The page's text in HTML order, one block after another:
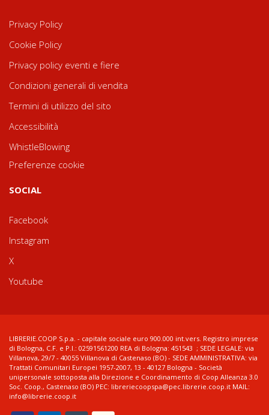
Privacy Policy
Cookie Policy
Privacy policy eventi e fiere
Condizioni generali di vendita
Termini di utilizzo del sito
Accessibilità
WhistleBlowing
Preferenze cookie
SOCIAL
Facebook
Instagram
X
Youtube
LIBRERIE.COOP S.p.a. - capitale sociale euro 900.000 int.vers. Registro imprese
di Bologna, C.F. e P.I.: 02591561200 REA di Bologna: 451543 ; SEDE LEGALE: via
Villanova, 29/7 - 40055 Villanova di Castenaso (BO) - SEDE AMMINISTRATIVA: via
Trattati Comunitari Europei 1957-2007, 13 - 40127 Bologna - Società
unipersonale sottoposta alla Direzione e Coordinamento di Coop Alleanza 3.0
Soc. Coop., Castenaso (BO) PEC: libreriecoopspa@pec.librerie.coop.it MAIL:
info@librerie.coop.it